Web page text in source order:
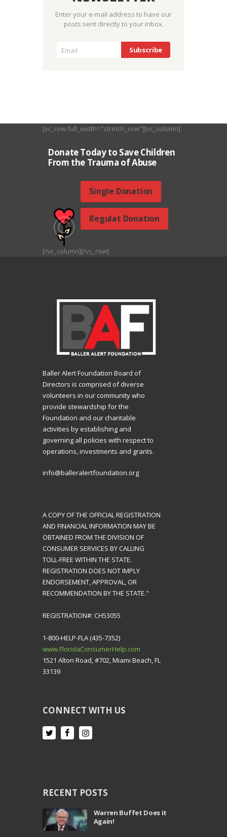
Enter your e-mail address to have our
posts sent directly to your inbox.
[vc_row full_width="stretch_row"][vc_column]
Donate Today to Save Children
From the Trauma of Abuse
Single Donation
Regulat Donation
[/vc_column][/vc_row]
Baller Alert Foundation Board of
Directors is comprised of diverse
volunteers in our community who
provide stewardship for the
Foundation and our charitable
activities by establishing and
governing all policies with respect to
operations, investments and grants.
info@balleralertfoundation.org
A COPY OF THE OFFICIAL REGISTRATION
AND FINANCIAL INFORMATION MAY BE
OBTAINED FROM THE DIVISION OF
CONSUMER SERVICES BY CALLING
TOLL-FREE WITHIN THE STATE.
REGISTRATION DOES NOT IMPLY
ENDORSEMENT, APPROVAL, OR
RECOMMENDATION BY THE STATE."
REGISTRATION#: CH53055
1-800-HELP-FLA (435-7352)
www.FloridaConsumerHelp.com
1521 Alton Road, #702, Miami Beach, FL
33139
CONNECT WITH US
RECENT POSTS
Warren Buffet Does it
Again!